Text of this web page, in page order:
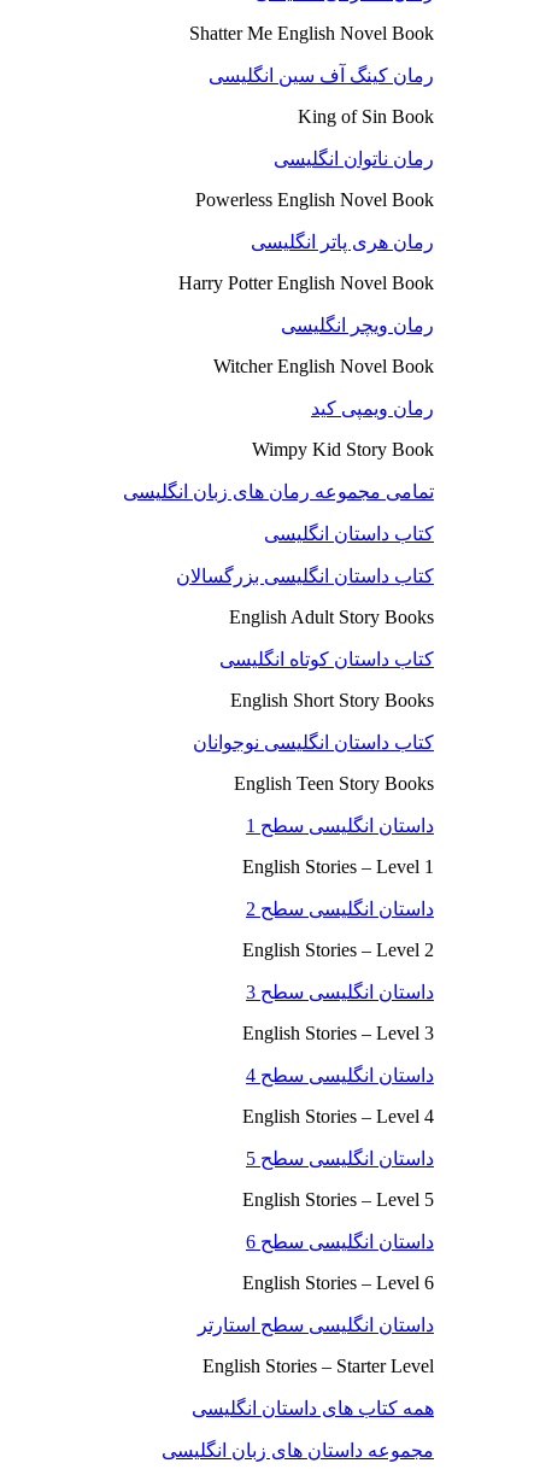
Shatter Me English Novel Book
رمان کینگ آف سین انگلیسی
King of Sin Book
رمان ناتوان انگلیسی
Powerless English Novel Book
رمان هری پاتر انگلیسی
Harry Potter English Novel Book
رمان ویچر انگلیسی
Witcher English Novel Book
رمان ویمپی کید
Wimpy Kid Story Book
تمامی مجموعه رمان های زبان انگلیسی
کتاب داستان انگلیسی
کتاب داستان انگلیسی بزرگسالان
English Adult Story Books
کتاب داستان کوتاه انگلیسی
English Short Story Books
کتاب داستان انگلیسی نوجوانان
English Teen Story Books
داستان انگلیسی سطح 1
English Stories – Level 1
داستان انگلیسی سطح 2
English Stories – Level 2
داستان انگلیسی سطح 3
English Stories – Level 3
داستان انگلیسی سطح 4
English Stories – Level 4
داستان انگلیسی سطح 5
English Stories – Level 5
داستان انگلیسی سطح 6
English Stories – Level 6
داستان انگلیسی سطح استارتر
English Stories – Starter Level
همه کتاب های داستان انگلیسی
مجموعه داستان های زبان انگلیسی